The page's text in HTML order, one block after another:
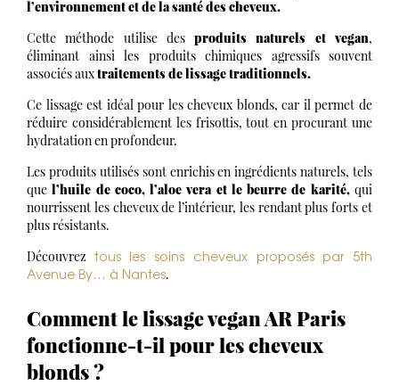
l’environnement et de la santé des cheveux.
Cette méthode utilise desproduits naturels et vegan,
éliminant ainsi les produits chimiques agressifs souvent
associés auxtraitements de lissage traditionnels.
Ce lissage est idéal pour les cheveux blonds, car il permet de
réduire considérablement les frisottis, tout en procurant une
hydratation en profondeur.
Les produits utilisés sont enrichis en ingrédients naturels, tels
quel’huile de coco, l’aloe vera et le beurre de karité,qui
nourrissent les cheveux de l’intérieur, les rendant plus forts et
plus résistants.
Découvrez tous les soins cheveux proposés par 5th
Avenue By… à Nantes.
Comment le lissage vegan AR Paris
fonctionne-t-il pour les cheveux
blonds ?